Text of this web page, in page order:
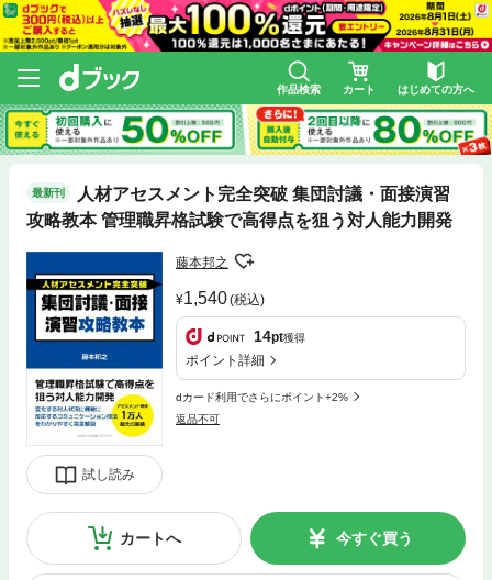
作品検索 カート はじめての方へ
最新刊
人材アセスメント完全突破 集団討議・面接演習
攻略教本 管理職昇格試験で高得点を狙う対人能力開発
試し読み
藤本邦之
1,540(税込)
14pt獲得
ポイント詳細
dカード利用でさらにポイント+2%
返品不可
カートへ 今すぐ買う